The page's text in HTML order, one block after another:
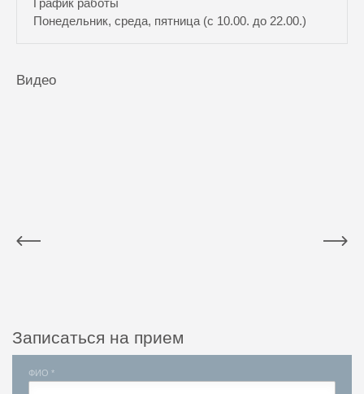
График работы
Понедельник, среда, пятница (с 10.00. до 22.00.)
Видео
Записаться на прием
ФИО *